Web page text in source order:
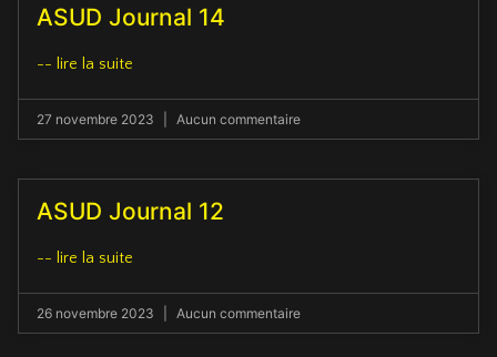
ASUD Journal 14
-- lire la suite
27 novembre 2023 Aucun commentaire
ASUD Journal 12
-- lire la suite
26 novembre 2023 Aucun commentaire